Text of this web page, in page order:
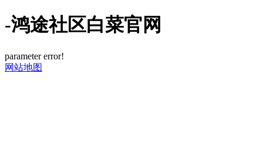
-鸿途社区白菜官网
parameter error!
网站地图